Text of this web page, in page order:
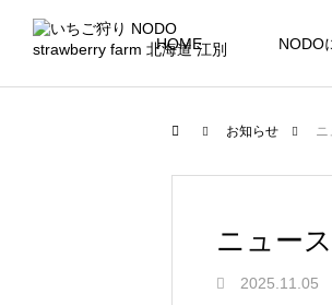
HOME NODO
お知らせ ニ
ニュー
2025.11.05